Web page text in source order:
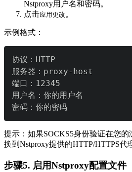
Nstproxy用户名和密码。
点击应用更改 。
示例格式：
密码：你的密码
提示：如果SOCKS5身份验证在您
换到Nstproxy提供的HTTP/HTTPS代
步骤5. 启用Nstproxy配置文件